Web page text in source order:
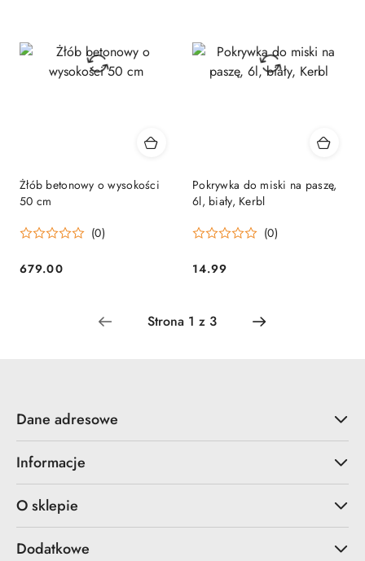
Żłób betonowy o wysokości
50 cm
(0)
Cena:
679.00
Pokrywka do miski na paszę,
6l, biały, Kerbl
(0)
Cena:
14.99
Dane adresowe
Informacje
O sklepie
Dodatkowe